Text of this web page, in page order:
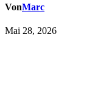
VonMarc
Mai 28, 2026